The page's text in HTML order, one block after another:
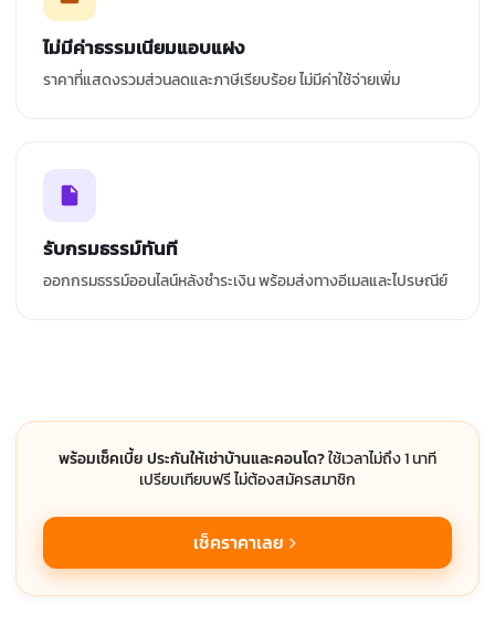
ไม่มีค่าธรรมเนียมแอบแฝง
ราคาที่แสดงรวมส่วนลดและภาษีเรียบร้อย ไม่มีค่าใช้จ่ายเพิ่ม
รับกรมธรรม์ทันที
ออกกรมธรรม์ออนไลน์หลังชำระเงิน พร้อมส่งทางอีเมลและไปรษณีย์
พร้อมเช็คเบี้ย ประกันให้เช่าบ้านและคอนโด?ใช้เวลาไม่ถึง 1 นาที
เปรียบเทียบฟรี ไม่ต้องสมัครสมาชิก
เช็คราคาเลย